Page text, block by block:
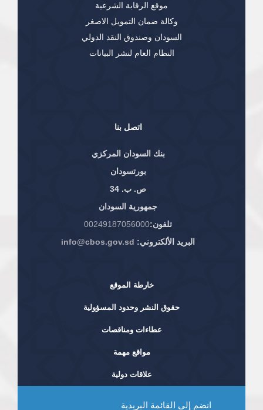
اتصل بنا
بنك السودان المركزي
بورتسودان
ص. ب. 34
جمهورية السودان
تلفون:00249187056000
البريد الألكتروني: info@cbos.gov.sd
موقع الرقابة الشرعية
وكالة ضمان التمويل الاصغر
السودان وصندوق النقد الدولي
النظام العام لنشر البيانات
خارطة الموقع
حقوق النشر وحدود المسؤولية
عطاءات ومناقصات
مواقع مهمة
علاقات دولية
انضم إلى القائمة البريدية